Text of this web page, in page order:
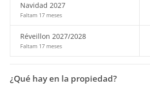
Navidad 2027
Faltam 17 meses
Réveillon 2027/2028
Faltam 17 meses
¿Qué hay en la propiedad?